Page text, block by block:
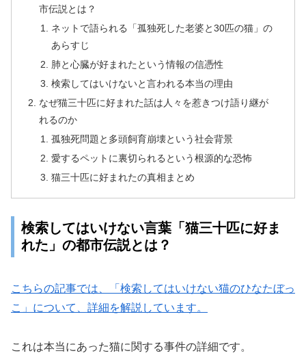
市伝説とは？
ネットで語られる「孤独死した老婆と30匹の猫」の
あらすじ
肺と心臓が好まれたという情報の信憑性
検索してはいけないと言われる本当の理由
なぜ猫三十匹に好まれた話は人々を惹きつけ語り継が
れるのか
孤独死問題と多頭飼育崩壊という社会背景
愛するペットに裏切られるという根源的な恐怖
猫三十匹に好まれたの真相まとめ
検索してはいけない言葉「猫三十匹に好ま
れた」の都市伝説とは？
こちらの記事では、「検索してはいけない猫のひなたぼっ
こ」について、詳細を解説しています。
これは本当にあった猫に関する事件の詳細です。